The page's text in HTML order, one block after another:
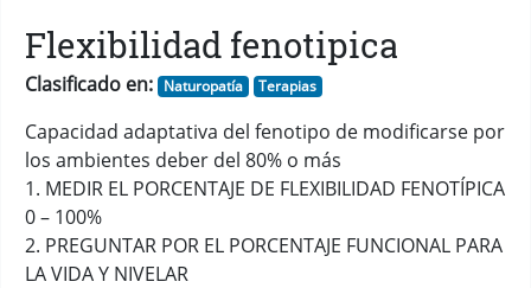
Flexibilidad fenotipica
Clasificado en: Naturopatía Terapias
Capacidad adaptativa del fenotipo de modificarse por
los ambientes deber del 80% o más
1. MEDIR EL PORCENTAJE DE FLEXIBILIDAD FENOTÍPICA
0 – 100%
2. PREGUNTAR POR EL PORCENTAJE FUNCIONAL PARA
LA VIDA Y NIVELAR